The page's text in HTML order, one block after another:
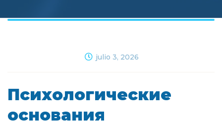
julio 3, 2026
Психологические
основания